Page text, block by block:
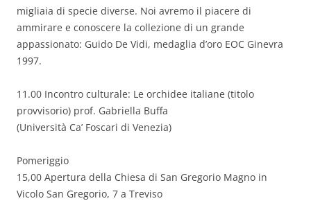
migliaia di specie diverse. Noi avremo il piacere di
ammirare e conoscere la collezione di un grande
appassionato: Guido De Vidi, medaglia d’oro EOC Ginevra
1997.
11.00 Incontro culturale: Le orchidee italiane (titolo
provvisorio) prof. Gabriella Buffa
(Università Ca’ Foscari di Venezia)
Pomeriggio
15,00 Apertura della Chiesa di San Gregorio Magno in
Vicolo San Gregorio, 7 a Treviso